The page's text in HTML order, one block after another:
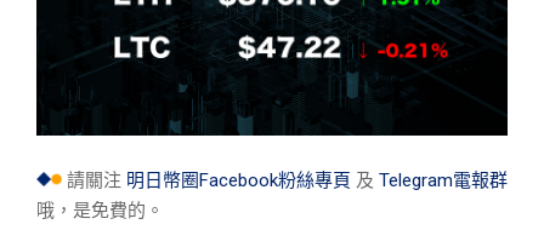
請關注 明日幣圈Facebook粉絲專頁 及 Telegram電報群
哦，是免費的。